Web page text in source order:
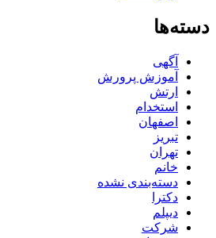
دسته‌ها
آگهی
آموزش پرورش
ارتش
استخدام
اصفهان
تبریز
تهران
خانم
دسته‌بندی نشده
دکترا
دیپلم
شرکت